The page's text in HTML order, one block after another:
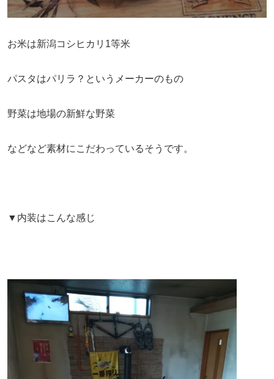
お米は新潟コシヒカリ1等米
パスタはパリラ？というメーカーのもの
野菜は地場の新鮮な野菜
などなど素材にこだわっているそうです。
▼内装はこんな感じ